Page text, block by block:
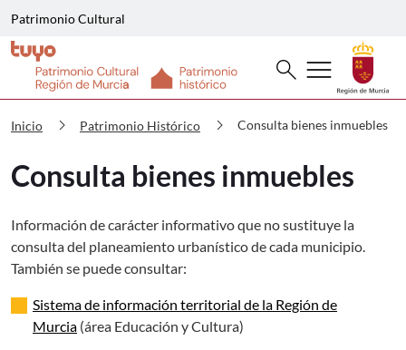
Patrimonio Cultural
Patrimonio Histórico Consulta
Buscar
search menu
Inicio chevron_right Patrimonio Histórico chevron_right Consulta bienes inmuebles
Consulta bienes inmuebles
Información de carácter informativo que no sustituye la
consulta del planeamiento urbanístico de cada municipio.
También se puede consultar:
Sistema de información territorial de la Región de
Murcia (área Educación y Cultura)